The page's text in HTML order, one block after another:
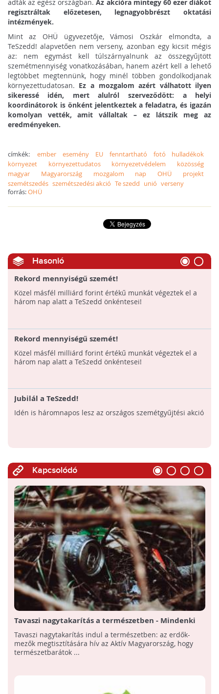
adták az egész országban.Az akcióra mintegy 60 ezer diákot
regisztráltak előzetesen, legnagyobbrészt oktatási
intézmények.
Mint az OHÜ ügyvezetője, Vámosi Oszkár elmondta, a
TeSzedd! alapvetően nem verseny, azonban egy kicsit mégis
az: nem egymást kell túlszárnyalnunk az összegyűjtött
szemétmennyiség vonatkozásában, hanem azért kell a lehető
legtöbbet megtennünk, hogy minél többen gondolkodjanak
környezettudatosan. Ez a mozgalom azért válhatott ilyen
sikeressé idén, mert alulról szerveződött: a helyi
koordinátorok is önként jelentkeztek a feladatra, és igazán
komolyan vették, amit vállaltak – ez látszik meg az
eredményeken.
címkék:ember esemény EU fenntartható fotó
hulladékok
környezet
környezettudatos környezetvédelem
közösség
magyar
Magyarország mozgalom nap OHÜ
projekt
szemétszedés szemétszedési akció Te szedd unió verseny
forrás:OHÜ
Hasonló
Rekord mennyiségű szemét!
Közel másfél milliárd forint értékű munkát végeztek el a
három nap alatt a TeSzedd önkéntesei!
Rekord mennyiségű szemét!
Közel másfél milliárd forint értékű munkát végeztek el a
három nap alatt a TeSzedd önkéntesei!
Jubilál a TeSzedd!
Idén is háromnapos lesz az országos szemétgyűjtési akció
Kapcsolódó
Tavaszi nagytakarítás a természetben - Mindenki
csatlakozhat!
Tavaszi nagytakarítás indul a természetben: az erdők-
mezők megtisztítására hív az Aktív Magyarország, hogy
természetbarátok ...